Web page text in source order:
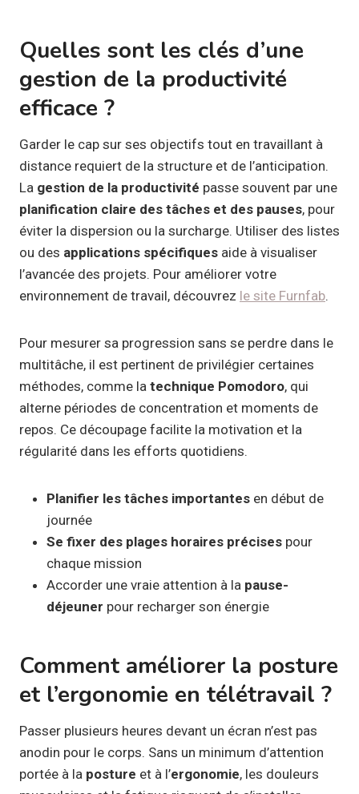
Quelles sont les clés d’une
gestion de la productivité
efficace ?
Garder le cap sur ses objectifs tout en travaillant à
distance requiert de la structure et de l’anticipation.
La gestion de la productivité passe souvent par une
planification claire des tâches et des pauses, pour
éviter la dispersion ou la surcharge. Utiliser des listes
ou des applications spécifiques aide à visualiser
l’avancée des projets. Pour améliorer votre
environnement de travail, découvrez le site Furnfab.
Pour mesurer sa progression sans se perdre dans le
multitâche, il est pertinent de privilégier certaines
méthodes, comme la technique Pomodoro, qui
alterne périodes de concentration et moments de
repos. Ce découpage facilite la motivation et la
régularité dans les efforts quotidiens.
Planifier les tâches importantes en début de
journée
Se fixer des plages horaires précises pour
chaque mission
Accorder une vraie attention à la pause-
déjeuner pour recharger son énergie
Comment améliorer la posture
et l’ergonomie en télétravail ?
Passer plusieurs heures devant un écran n’est pas
anodin pour le corps. Sans un minimum d’attention
portée à la posture et à l’ergonomie, les douleurs